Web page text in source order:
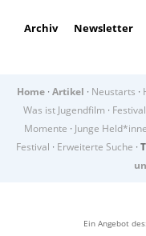
Archiv Newsletter
Home · Artikel · Neustarts ·
Was ist Jugendfilm ·
Momente · Junge
Festival · Erweiterte Suche ·
Ein Angebot des: